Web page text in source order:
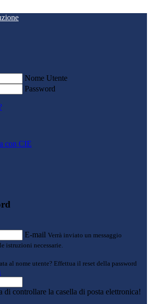
Nome Utente
Password
con CIE
E-mail Verrà inviato un messaggio
istruzioni necessarie.
al nome utente? Effettua il reset della password
di controllare la casella di posta elettronica!